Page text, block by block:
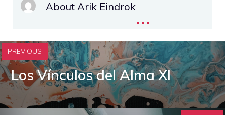
About Arik Eindrok...
PREVIOUS
Los Vínculos del Alma XI